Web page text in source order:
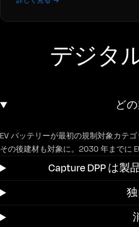
デジタ
ど
EV バッテリーが最初の規制対象カテ
その後建材も対象に。2030 年までに
Capture DPP は